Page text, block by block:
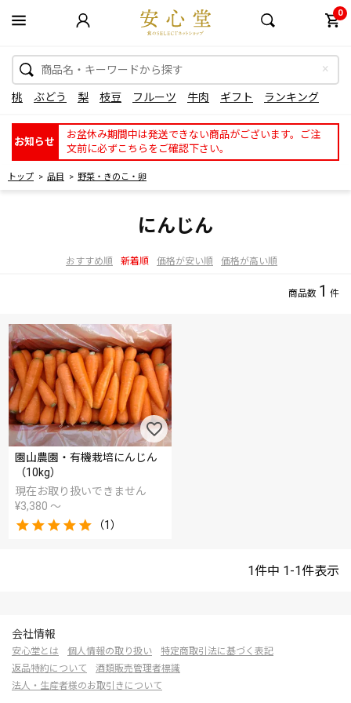
0
桃 ぶどう 梨 枝豆 フルーツ 牛肉 ギフト ランキング
お知らせ
お盆休み期間中は発送できない商品がございます。ご注
文前に必ずこちらをご確認下さい。
トップ 品目 野菜・きのこ・卵
にんじん
おすすめ順 新着順 価格が安い順 価格が高い順
1
園山農園・有機栽培にんじん
（10kg）
現在お取り扱いできません
¥3,380 〜
（1）
1件中 1-1件表示
会社情報
安心堂とは 個人情報の取り扱い
特定商取引法に基づく表記
返品特約について
酒類販売管理者標識
法人・生産者様のお取引きについて